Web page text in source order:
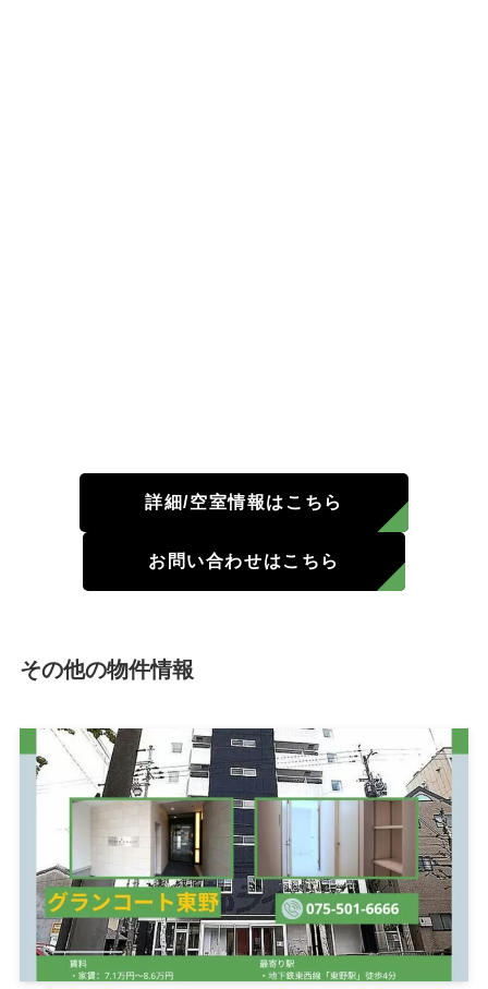
詳細/空室情報はこちら
お問い合わせはこちら
その他の物件情報